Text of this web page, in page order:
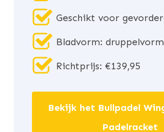
Geschikt voor
Bladvorm:
Richtprijs: €139,95
Bekijk het Bullpadel
Padelracket